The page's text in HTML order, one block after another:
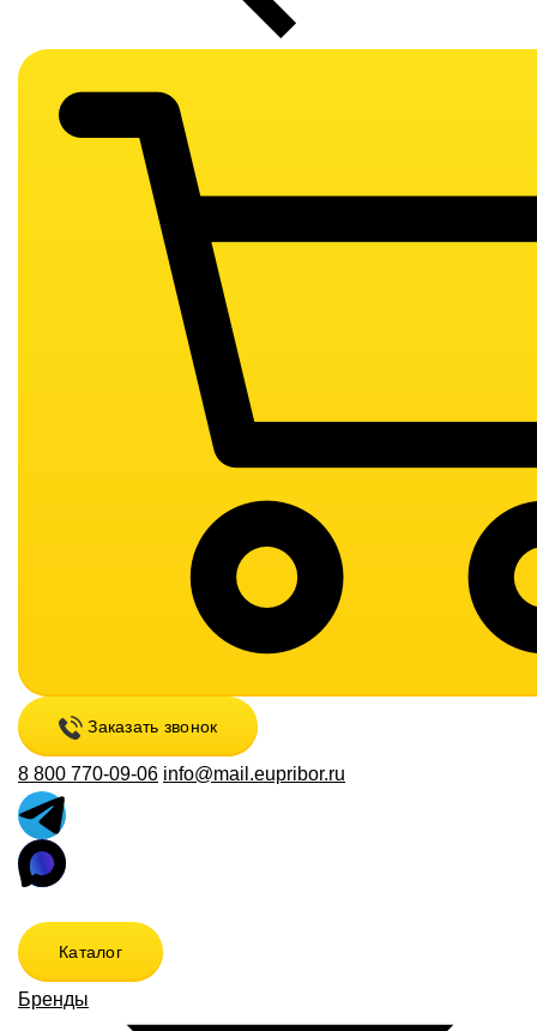
Заказать звонок
8 800 770-09-06 info@mail.eupribor.ru
Каталог
Бренды